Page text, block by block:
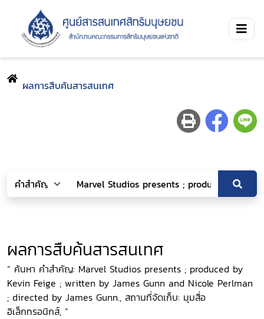
ผลการสืบค้นสารสนเทศ
ผลการสืบค้นสารสนเทศ
“ ค้นหา คำสำคัญ: Marvel Studios presents ; produced by
Kevin Feige ; written by James Gunn and Nicole Perlman
; directed by James Gunn., สถานที่จัดเก็บ: มุมสื่อ
อิเล็กทรอนิกส์, ”